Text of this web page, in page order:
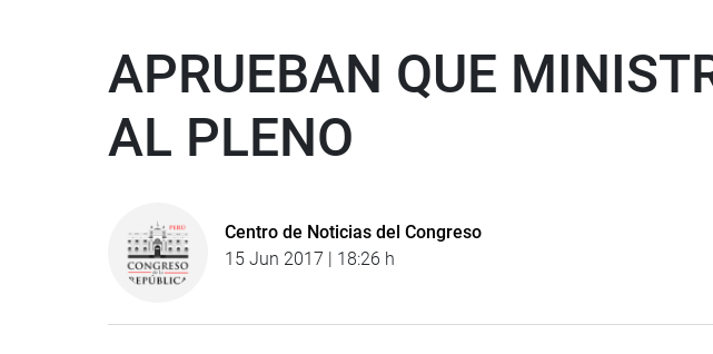
APRUEBAN QUE
AL PLENO
Centro de Noticias del Congreso
15 Jun 2017 | 18:26 h